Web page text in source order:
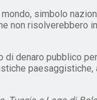
simbolo
non risolverebbero
di denaro pubblico